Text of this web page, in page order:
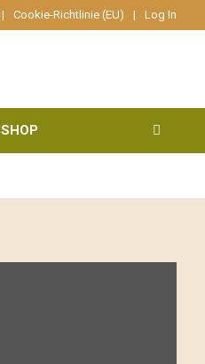
Cookie-Richtlinie (EU) Log In
SHOP